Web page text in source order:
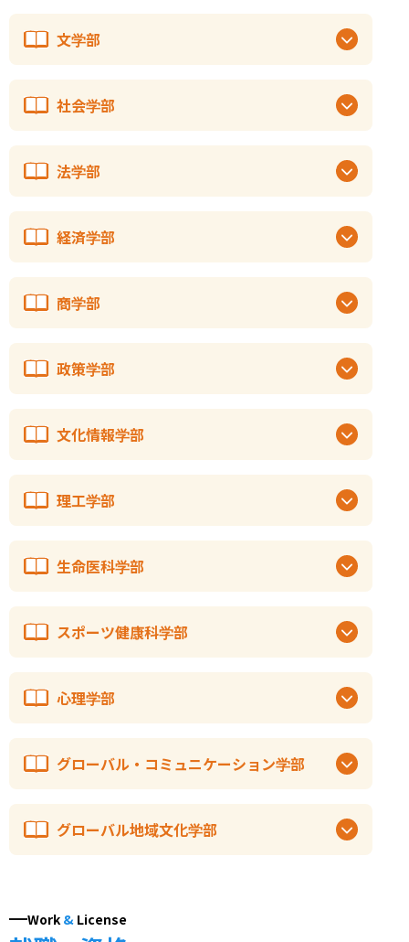
文学部
社会学部
法学部
経済学部
商学部
政策学部
文化情報学部
理工学部
生命医科学部
スポーツ健康科学部
心理学部
グローバル・コミュニケーション学部
グローバル地域文化学部
Work & License